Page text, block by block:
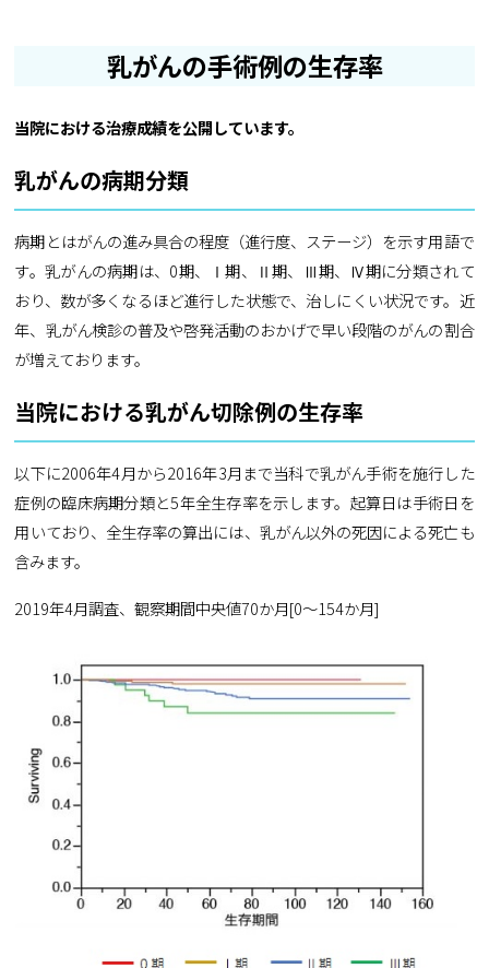
乳がんの手術例の生存率
当院における治療成績を公開しています。
乳がんの病期分類
病期とはがんの進み具合の程度（進行度、ステージ）を示す用語で
す。乳がんの病期は、0期、Ⅰ期、Ⅱ期、Ⅲ期、Ⅳ期に分類されて
おり、数が多くなるほど進行した状態で、治しにくい状況です。近
年、乳がん検診の普及や啓発活動のおかげで早い段階のがんの割合
が増えております。
当院における乳がん切除例の生存率
以下に2006年4月から2016年3月まで当科で乳がん手術を施行した
症例の臨床病期分類と5年全生存率を示します。起算日は手術日を
用いており、全生存率の算出には、乳がん以外の死因による死亡も
含みます。
2019年4月調査、観察期間中央値70か月[0～154か月]